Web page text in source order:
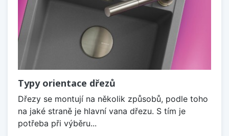
Typy orientace dřezů
Dřezy se montují na několik způsobů, podle toho
na jaké straně je hlavní vana dřezu. S tím je
potřeba při výběru...